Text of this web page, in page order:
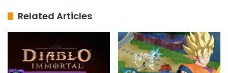
Related Articles